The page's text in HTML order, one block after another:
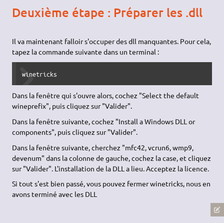
Deuxième étape : Préparer les .dll
Il va maintenant falloir s'occuper des dll manquantes. Pour cela,
tapez la commande suivante dans un terminal :
winetricks
Dans la fenêtre qui s'ouvre alors, cochez "Select the default
wineprefix", puis cliquez sur "Valider".
Dans la fenêtre suivante, cochez "Install a Windows DLL or
components", puis cliquez sur "Valider".
Dans la fenêtre suivante, cherchez "mfc42, vcrun6, wmp9,
devenum" dans la colonne de gauche, cochez la case, et cliquez
sur "Valider". L'installation de la DLL a lieu. Acceptez la licence.
Si tout s'est bien passé, vous pouvez fermer winetricks, nous en
avons terminé avec les DLL